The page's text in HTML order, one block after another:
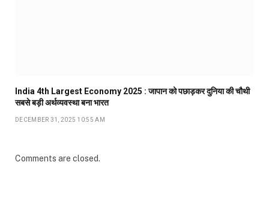
India 4th Largest Economy 2025 : जापान को पछाड़कर दुनिया की चौथी
सबसे बड़ी अर्थव्यवस्था बना भारत
DECEMBER 31, 2025 10:55 AM
Comments are closed.